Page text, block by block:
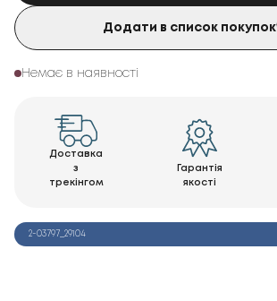
Додати в список покупок
Немає в наявності
Доставка
з
трекінгом
Гарантія
якості
2-03797_29104